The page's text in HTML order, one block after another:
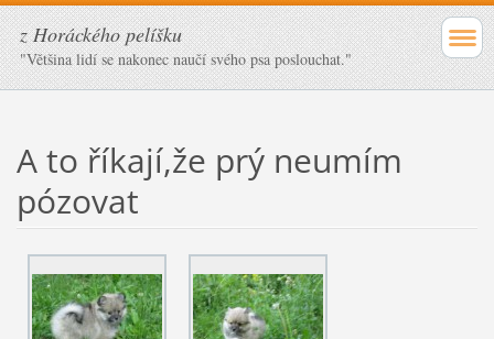
z Horáckého pelíšku
"Většina lidí se nakonec naučí svého psa poslouchat."
A to říkají,že prý neumím
pózovat